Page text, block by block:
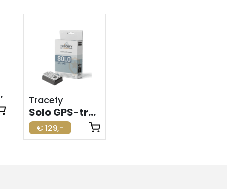
fiets Tracefy
Solo GPS-tracker voor elektrische fiets
€ 129,-